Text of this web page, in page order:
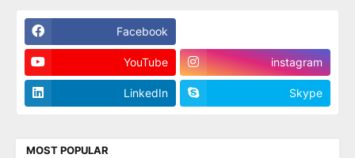
Facebook
YouTube instagram
LinkedIn Skype
MOST POPULAR